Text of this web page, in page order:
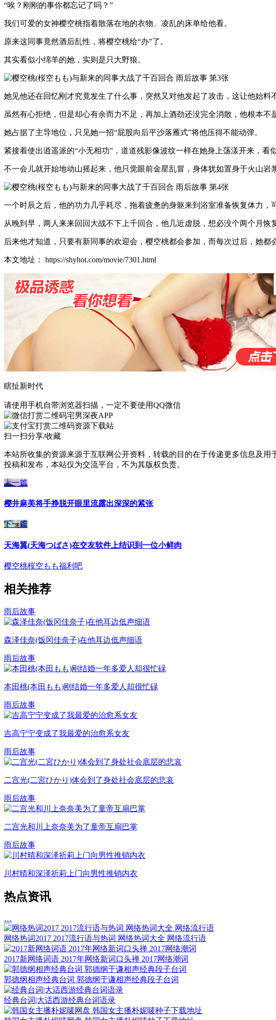
“唉？刚刚的事你都忘记了吗？”
我们可爱的女神樱空桃指着散落在地的衣物、凌乱的床单给他看。
原来这同事竟然酒后乱性，将樱空桃给“办”了。
其实看似小绵羊的她，实则是只大野狼。
她见他还在回忆刚才究竟发生了什么事，突然又对他发起了攻击，这让他始料
虽然有心拒绝，但是却心有余而力不足，再加上酒劲还没完全消散，他根本不
她占据了主导地位，只见她一招“屁股向后平沙落雁式”将他压得不能动弹。
紧接着使出逍遥派的“小无相功”，道道残影像波纹一样在她身上荡漾开来，看
不一会儿就开始地动山摇起来，他只觉眼前金星乱冒，身体犹如置身于火山岩
一个时辰之后，他的功力几乎耗尽，拖着疲惫的身躯来到浴室准备恢复体力
从晚到早，两人来来回回大战不下上千回合，他几近虚脱，想必没个两个月恢
后来他才知道，只要有新同事的欢迎会，樱空桃都会参加，而每次过后，她都
本文地址： https://shyhot.com/movie/7301.html
瞎扯新时代
请使用手机自带浏览器扫描，一定不要使用QQ微信
宅男深夜APP
资源下载站
扫一扫分享/收藏
本站所收集的资源来源于互联网公开资料，转载的目的在于传递更多信息及
投稿和发布，本站仅为交流平台，不为其版权负责。
上一篇
樱井麻美将手挣脱开眼里流露出深深的紧张
下一篇
天海翼(天海つばさ)在交友软件上结识到一位小鲜肉
樱空桃桜空もも福利吧
相关推荐
雨后故事
森泽佳奈(饭冈佳奈子)在他耳边低声细语
雨后故事
本田桃(本田もも)刚结婚一年多爱人却很忙碌
雨后故事
吉高宁宁变成了我最爱的治愈系女友
雨后故事
二宫光(二宮ひかり)体会到了身处社会底层的悲哀
雨后故事
二宫光和川上奈奈美为了童帝互扇巴掌
雨后故事
川村晴和深泽祈莉上门向男性推销内衣
热点资讯
…
网络热词2017 2017流行语与热词 网络热词大全 网络流行语
2017新网络词语 2017年网络新词口头禅 2017网络潮词
郭德纲相声经典台词 郭德纲于谦相声经典段子台词
经典台词|大话西游经典台词语录